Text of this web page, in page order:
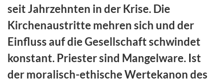
seit Jahrzehnten in der Krise. Die
Kirchenaustritte mehren sich und der
Einfluss auf die Gesellschaft schwindet
konstant. Priester sind Mangelware. Ist
der moralisch-ethische Wertekanon des